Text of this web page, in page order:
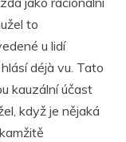
to
u lidí
déjà vu. Tato
kauzální účast
když je nějaká